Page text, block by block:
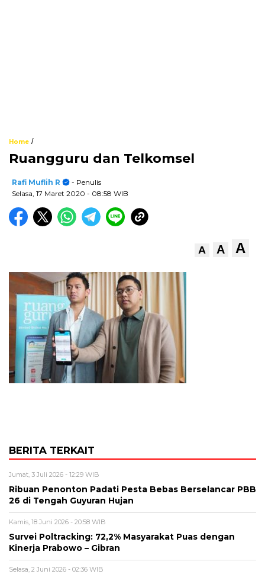
Home /
Ruangguru dan Telkomsel
Rafi Muflih R
- Penulis
Selasa, 17 Maret 2020 - 08:58 WIB
A A A
BERITA TERKAIT
Jumat, 3 Juli 2026 - 12:29 WIB
Ribuan Penonton Padati Pesta Bebas Berselancar PBB
26 di Tengah Guyuran Hujan
Kamis, 18 Juni 2026 - 20:58 WIB
Survei Poltracking: 72,2% Masyarakat Puas dengan
Kinerja Prabowo – Gibran
Selasa, 2 Juni 2026 - 02:36 WIB